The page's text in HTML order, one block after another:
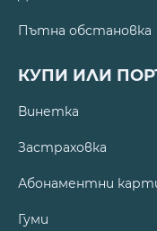
Пътна обстановка
КУПИ ИЛИ
Винетка
Застраховка
Абонаментни
Гуми